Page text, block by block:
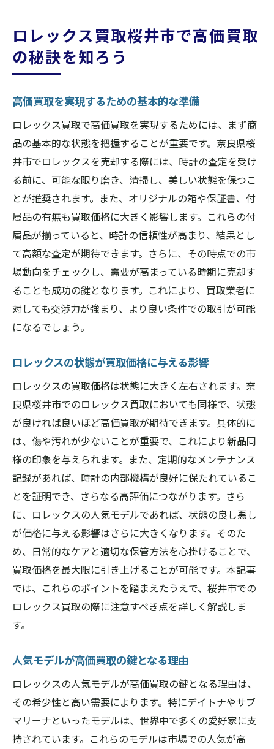
信頼できる業者選びが高価買取の第一歩
桜井市のロレックス買取価格が上昇する理由と
ロレックスのブランド力が支える市場価値
コレクター需要の高まりと市場の変化
世界的な希少価値とその影響
地域独自の買取価格上昇要因
桜井市の経済動向と買取価格の関係
未来を見据えた買取市場の展望
買取業者選びで失敗しないロレックス買取のポ
イント
業者の実績と評価の確認方法
透明性のある査定プロセスの見極め方
オンラインと店舗のサービス比較
口コミやレビューを活用する方法
ロレックス買取専門業者の選び方
桜井市で信頼できるロレックス買取業者の見極
め方
地域密着型の業者を選ぶメリット
公式認定業者の特徴を理解する
専門スタッフの査定力を評価する
顧客サポートの充実度をチェック
取引実績が豊富な業者を選ぶ理由
口コミや実体験から得られる信頼情報
ロレックス買取を成功させるための具体的なス
テップ
買取前に行うべき事前準備
査定に持ち込む際の注意点
買取業者とのコミュニケーション術
契約時に注意すべき重要事項
安全でスムーズな買取プロセスを実現
桜井市のロレックス買取市場の最新動向を徹底
解説
ロレックス買取桜井市で高価買取
の秘訣を知ろう
高価買取を実現するための基本的な準備
ロレックス買取で高価買取を実現するためには、まず商
品の基本的な状態を把握することが重要です。奈良県桜
井市でロレックスを売却する際には、時計の査定を受け
る前に、可能な限り磨き、清掃し、美しい状態を保つこ
とが推奨されます。また、オリジナルの箱や保証書、付
属品の有無も買取価格に大きく影響します。これらの付
属品が揃っていると、時計の信頼性が高まり、結果とし
て高額な査定が期待できます。さらに、その時点での市
場動向をチェックし、需要が高まっている時期に売却す
ることも成功の鍵となります。これにより、買取業者に
対しても交渉力が強まり、より良い条件での取引が可能
になるでしょう。
ロレックスの状態が買取価格に与える影響
ロレックスの買取価格は状態に大きく左右されます。奈
良県桜井市でのロレックス買取においても同様で、状態
が良ければ良いほど高価買取が期待できます。具体的に
は、傷や汚れが少ないことが重要で、これにより新品同
様の印象を与えられます。また、定期的なメンテナンス
記録があれば、時計の内部機構が良好に保たれているこ
とを証明でき、さらなる高評価につながります。さら
に、ロレックスの人気モデルであれば、状態の良し悪し
が価格に与える影響はさらに大きくなります。そのた
め、日常的なケアと適切な保管方法を心掛けることで、
買取価格を最大限に引き上げることが可能です。本記事
では、これらのポイントを踏まえたうえで、桜井市での
ロレックス買取の際に注意すべき点を詳しく解説しま
す。
人気モデルが高価買取の鍵となる理由
ロレックスの人気モデルが高価買取の鍵となる理由は、
その希少性と高い需要によります。特にデイトナやサブ
マリーナといったモデルは、世界中で多くの愛好家に支
持されています。これらのモデルは市場での人気が高